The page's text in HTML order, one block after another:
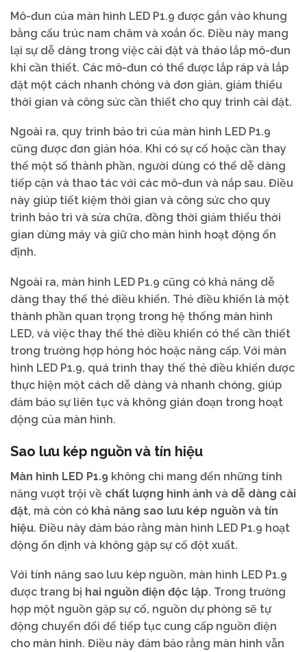
Mô-đun của màn hình LED P1.9 được gắn vào khung
bằng cấu trúc nam châm và xoắn ốc. Điều này mang
lại sự dễ dàng trong việc cài đặt và tháo lắp mô-đun
khi cần thiết. Các mô-đun có thể được lắp ráp và lắp
đặt một cách nhanh chóng và đơn giản, giảm thiểu
thời gian và công sức cần thiết cho quy trình cài đặt.
Ngoài ra, quy trình bảo trì của màn hình LED P1.9
cũng được đơn giản hóa. Khi có sự cố hoặc cần thay
thế một số thành phần, người dùng có thể dễ dàng
tiếp cận và thao tác với các mô-đun và nắp sau. Điều
này giúp tiết kiệm thời gian và công sức cho quy
trình bảo trì và sửa chữa, đồng thời giảm thiểu thời
gian dừng máy và giữ cho màn hình hoạt động ổn
định.
Ngoài ra, màn hình LED P1.9 cũng có khả năng dễ
dàng thay thế thẻ điều khiển. Thẻ điều khiển là một
thành phần quan trọng trong hệ thống màn hình
LED, và việc thay thế thẻ điều khiển có thể cần thiết
trong trường hợp hỏng hóc hoặc nâng cấp. Với màn
hình LED P1.9, quá trình thay thế thẻ điều khiển được
thực hiện một cách dễ dàng và nhanh chóng, giúp
đảm bảo sự liên tục và không gián đoạn trong hoạt
động của màn hình.
Sao lưu kép nguồn và tín hiệu
Màn hình LED P1.9 không chỉ mang đến những tính
năng vượt trội về chất lượng hình ảnh và dễ dàng cài
đặt, mà còn có khả năng sao lưu kép nguồn và tín
hiệu. Điều này đảm bảo rằng màn hình LED P1.9 hoạt
động ổn định và không gặp sự cố đột xuất.
Với tính năng sao lưu kép nguồn, màn hình LED P1.9
được trang bị hai nguồn điện độc lập. Trong trường
hợp một nguồn gặp sự cố, nguồn dự phòng sẽ tự
động chuyển đổi để tiếp tục cung cấp nguồn điện
cho màn hình. Điều này đảm bảo rằng màn hình vẫn